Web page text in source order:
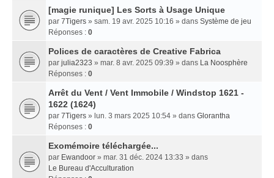
[magie runique] Les Sorts à Usage Unique
par 7Tigers » sam. 19 avr. 2025 10:16 » dans Système de jeu
Réponses : 0
Polices de caractères de Creative Fabrica
par julia2323 » mar. 8 avr. 2025 09:39 » dans La Noosphère
Réponses : 0
Arrêt du Vent / Vent Immobile / Windstop 1621 -
1622 (1624)
par 7Tigers » lun. 3 mars 2025 10:54 » dans Glorantha
Réponses : 0
Exomémoire téléchargée...
par Ewandoor » mar. 31 déc. 2024 13:33 » dans
Le Bureau d'Acculturation